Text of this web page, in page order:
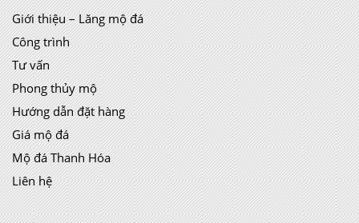
Giới thiệu – Lăng mộ đá
Công trình
Tư vấn
Phong thủy mộ
Hướng dẫn đặt hàng
Giá mộ đá
Mộ đá Thanh Hóa
Liên hệ